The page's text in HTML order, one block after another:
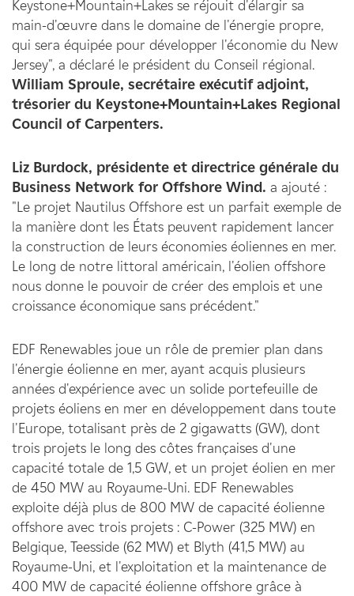
Keystone+Mountain+Lakes se réjouit d'élargir sa
main-d'œuvre dans le domaine de l'énergie propre,
qui sera équipée pour développer l'économie du New
Jersey", a déclaré le président du Conseil régional.
William Sproule, secrétaire exécutif adjoint,
trésorier du Keystone+Mountain+Lakes Regional
Council of Carpenters.
Liz Burdock, présidente et directrice générale du
Business Network for Offshore Wind. a ajouté :
"Le projet Nautilus Offshore est un parfait exemple de
la manière dont les États peuvent rapidement lancer
la construction de leurs économies éoliennes en mer.
Le long de notre littoral américain, l'éolien offshore
nous donne le pouvoir de créer des emplois et une
croissance économique sans précédent."
EDF Renewables joue un rôle de premier plan dans
l'énergie éolienne en mer, ayant acquis plusieurs
années d'expérience avec un solide portefeuille de
projets éoliens en mer en développement dans toute
l'Europe, totalisant près de 2 gigawatts (GW), dont
trois projets le long des côtes françaises d'une
capacité totale de 1,5 GW, et un projet éolien en mer
de 450 MW au Royaume-Uni. EDF Renewables
exploite déjà plus de 800 MW de capacité éolienne
offshore avec trois projets : C-Power (325 MW) en
Belgique, Teesside (62 MW) et Blyth (41,5 MW) au
Royaume-Uni, et l'exploitation et la maintenance de
400 MW de capacité éolienne offshore grâce à